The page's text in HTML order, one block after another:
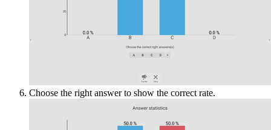
Choose the right answer to show the correct rate.